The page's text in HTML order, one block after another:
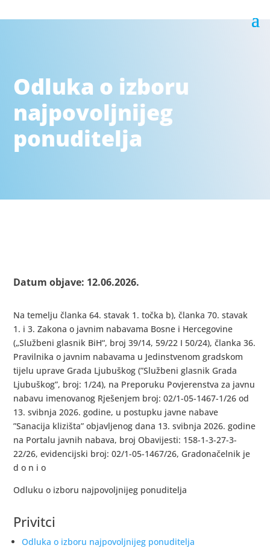
Odluka o izboru
najpovoljnijeg
ponuditelja
Datum objave: 12.06.2026.
Na temelju članka 64. stavak 1. točka b), članka 70. stavak
1. i 3. Zakona o javnim nabavama Bosne i Hercegovine
(„Službeni glasnik BiH“, broj 39/14, 59/22 I 50/24), članka 36.
Pravilnika o javnim nabavama u Jedinstvenom gradskom
tijelu uprave Grada Ljubuškog (”Službeni glasnik Grada
Ljubuškog”, broj: 1/24), na Preporuku Povjerenstva za javnu
nabavu imenovanog Rješenjem broj: 02/1-05-1467-1/26 od
13. svibnja 2026. godine, u postupku javne nabave
”Sanacija klizišta” objavljenog dana 13. svibnja 2026. godine
na Portalu javnih nabava, broj Obavijesti: 158-1-3-27-3-
22/26, evidencijski broj: 02/1-05-1467/26, Gradonačelnik je
d o n i o
Odluku o izboru najpovoljnijeg ponuditelja
Privitci
Odluka o izboru najpovoljnijeg ponuditelja